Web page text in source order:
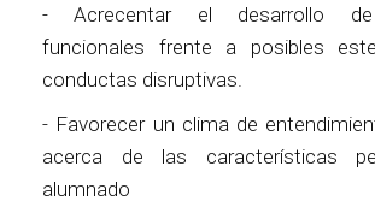
- Acrecentar el desarrollo de
funcionales frente a posibles
conductas disruptivas.
- Favorecer un clima de
acerca de las características
alumnado